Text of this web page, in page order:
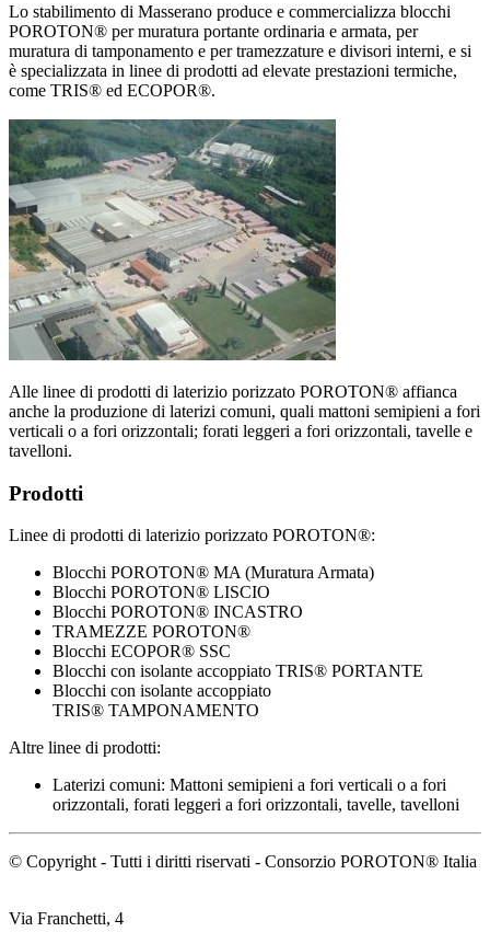
Lo stabilimento di Masserano produce e commercializza blocchi
POROTON® per muratura portante ordinaria e armata, per
muratura di tamponamento e per tramezzature e divisori interni, e si
è specializzata in linee di prodotti ad elevate prestazioni termiche,
come TRIS® ed ECOPOR®.
Alle linee di prodotti di laterizio porizzato POROTON® affianca
anche la produzione di laterizi comuni, quali mattoni semipieni a fori
verticali o a fori orizzontali; forati leggeri a fori orizzontali, tavelle e
tavelloni.
Prodotti
Linee di prodotti di laterizio porizzato POROTON®:
Blocchi POROTON® MA (Muratura Armata)
Blocchi POROTON® LISCIO
Blocchi POROTON® INCASTRO
TRAMEZZE POROTON®
Blocchi ECOPOR® SSC
Blocchi con isolante accoppiato TRIS® PORTANTE
Blocchi con isolante accoppiato
TRIS® TAMPONAMENTO
Altre linee di prodotti:
Laterizi comuni: Mattoni semipieni a fori verticali o a fori
orizzontali, forati leggeri a fori orizzontali, tavelle, tavelloni
© Copyright - Tutti i diritti riservati - Consorzio POROTON® Italia
Via Franchetti, 4